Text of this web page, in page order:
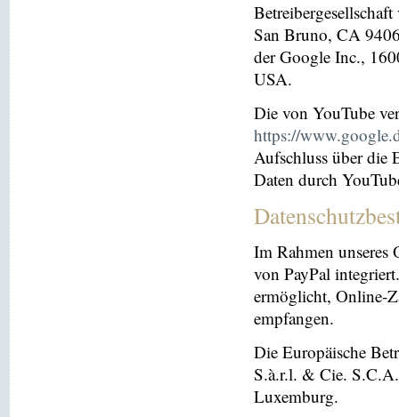
San Bruno, CA
der Google Inc.,
USA.
Die von YouTube
https://
Aufschluss über die
Daten durch
Im Rahmen unseres
von PayPal
ermöglicht, Online-
empfangen.
Die Europäische
S.à.r.l. & Cie.
Luxemburg.